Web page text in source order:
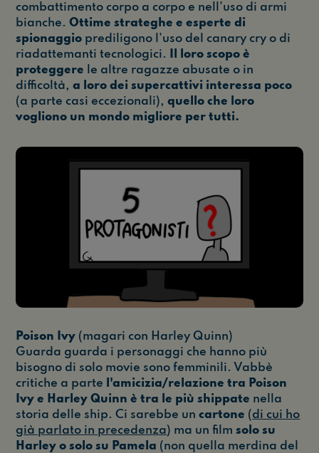
combattimento corpo a corpo e nell'uso di armi
bianche. Ottime strateghe e esperte di
spionaggio prediligono l'uso del canary cry o di
riadattemanti tecnologici.
Il loro scopo è
proteggere le altre ragazze abusate o in
difficoltà, a loro dei supercattivi interessa poco
(a parte casi eccezionali),quello che loro
vogliono un mondo migliore per tutti.
Poison Ivy (magari con Harley Quinn)
Guarda guarda i personaggi che hanno più
bisogno di solo movie sono femminili. Vabbè
critiche a parte
l'amicizia/relazione tra Poison
Ivy e Harley Quinn è tra le più shippate nella
storia delle ship. Ci sarebbe uncartone (di cui ho
già parlato in precedenza) ma un filmsolo su
Harley o solo su Pamela (non quella merdina del